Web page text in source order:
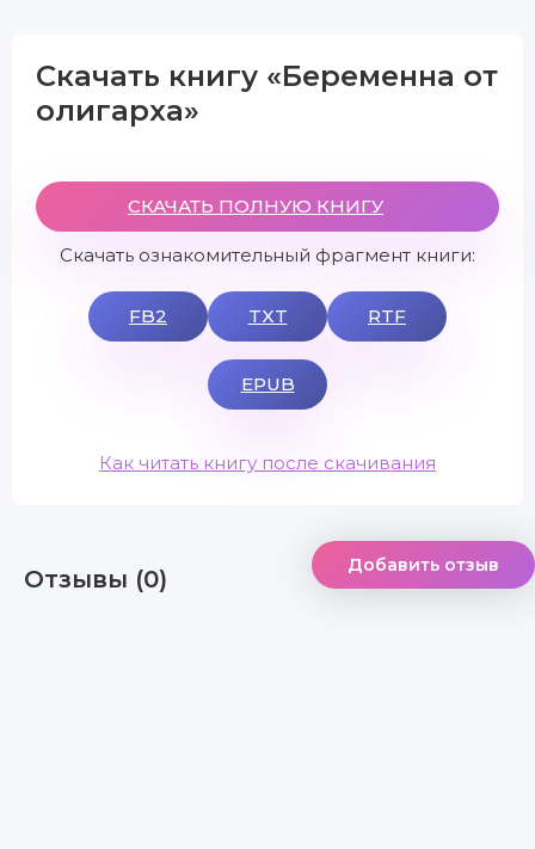
Скачать книгу «Беременна от
олигарха»
СКАЧАТЬ ПОЛНУЮ КНИГУ
Скачать ознакомительный фрагмент книги:
FB2 TXT RTF
EPUB
Как читать книгу после скачивания
Отзывы (0) Добавить отзыв